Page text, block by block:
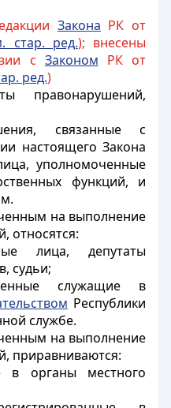
Закона РК от
стар. ред.); внесены
с Законом РК от
ред.)
правонарушений,
связанные с
настоящего Закона
уполномоченные
функций, и
на выполнение
относятся:
лица, депутаты
судьи;
служащие в
Республики
службе.
на выполнение
приравниваются:
в органы местного